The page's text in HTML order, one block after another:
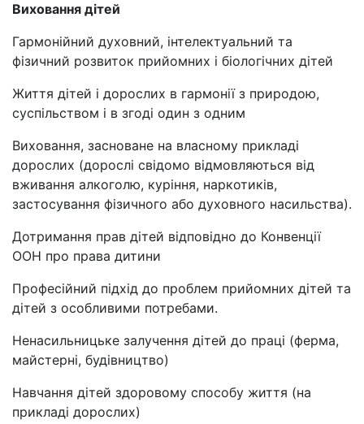
Виховання дітей
Гармонійний духовний, інтелектуальний та
фізичний розвиток прийомних і біологічних дітей
Життя дітей і дорослих в гармонії з природою,
суспільством і в згоді один з одним
Виховання, засноване на власному прикладі
дорослих (дорослі свідомо відмовляються від
вживання алкоголю, куріння, наркотиків,
застосування фізичного або духовного насильства).
Дотримання прав дітей відповідно до Конвенції
ООН про права дитини
Професійний підхід до проблем прийомних дітей та
дітей з особливими потребами.
Ненасильницьке залучення дітей до праці (ферма,
майстерні, будівництво)
Навчання дітей здоровому способу життя (на
прикладі дорослих)